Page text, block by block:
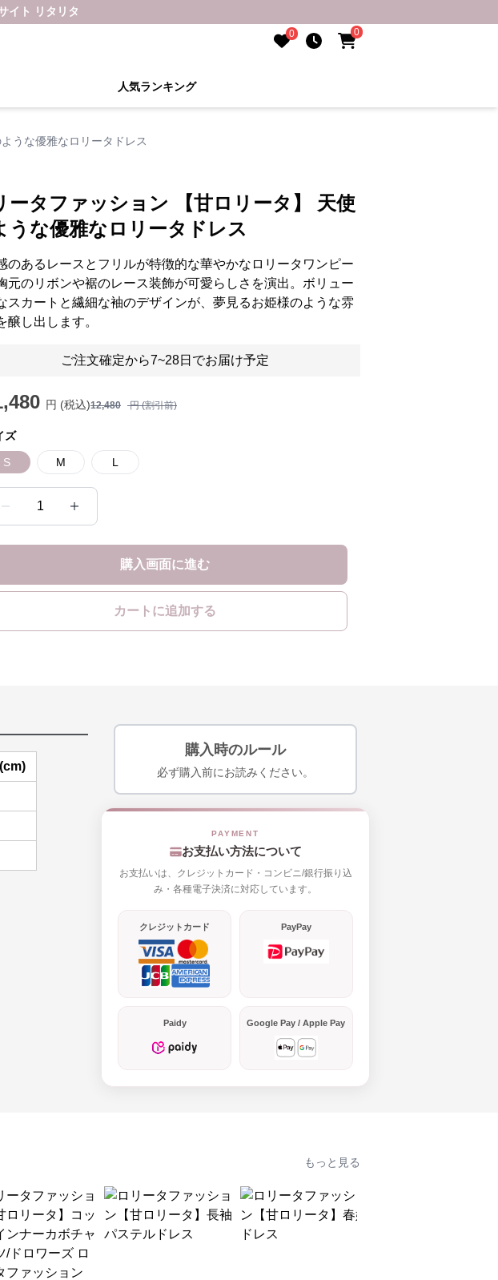
イト リタリタ
0 0
人気ランキング
うな優雅なロリータドレス
ータファッション 【甘ロリータ】 天使
うな優雅なロリータドレス
のあるレースとフリルが特徴的な華やかなロリータワンピー
元のリボンや裾のレース装飾が可愛らしさを演出。ボリュー
スカートと繊細な袖のデザインが、夢見るお姫様のような雰
醸し出します。
ご注文確定から7~28日でお届け予定
円 (税込)12,480 円 (割引前)
ズ
S M L
1
購入画面に進む
カートに追加する
購入時のルール
必ず購入前にお読みください。
お支払い方法について
お支払いは、クレジットカード・コンビニ/銀行振り込
み・各種電子決済に対応しています。
クレジットカード PayPay
Paidy Google Pay / Apple Pay
もっと見る